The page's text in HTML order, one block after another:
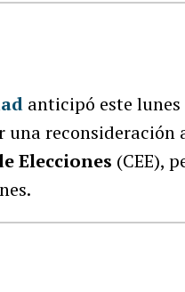
anticipó este
reconsideración
Elecciones (CEE),